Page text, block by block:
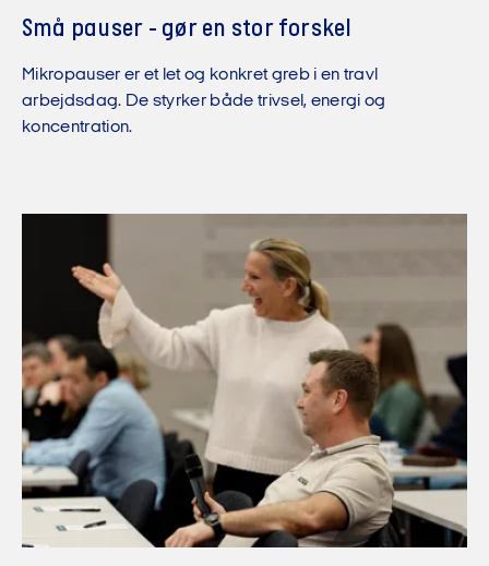
Små pauser - gør en stor forskel
Mikropauser er et let og konkret greb i en travl
arbejdsdag. De styrker både trivsel, energi og
koncentration.